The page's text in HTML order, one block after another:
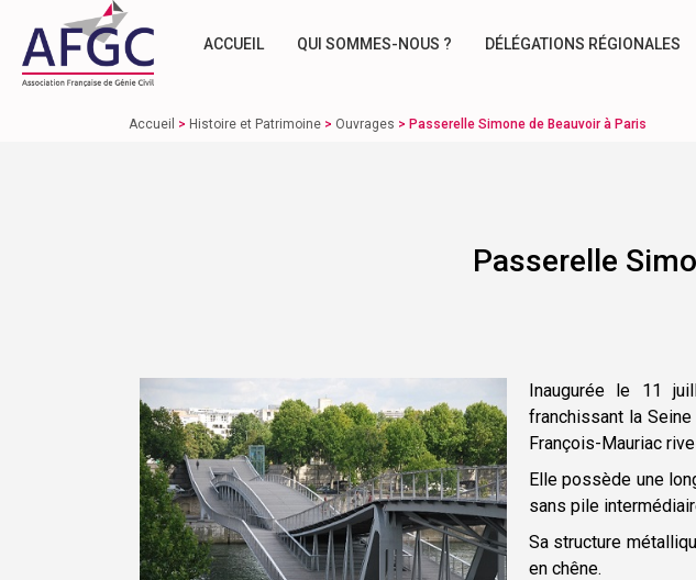
ACCUEIL QUI SOMMES-NOUS ? DÉLÉGATIONS RÉGIONALES
Accueil > Histoire et Patrimoine > Ouvrages > Passerelle Simone de Beauvoir à Paris
Passerelle
Inaugurée le 11
franchissant la
François-Mauriac
Elle possède une
sans pile
Sa structure
en chêne.